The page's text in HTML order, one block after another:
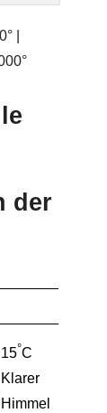
|
der
15°C
Klarer
Himmel